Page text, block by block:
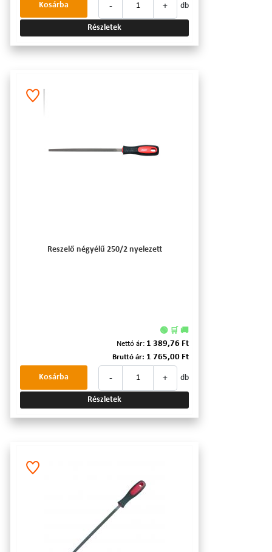
- + db
Kosárba
Részletek
Reszelő négyélű 250/2 nyelezett
🟢 🛒 🚚
Nettó ár: 1 389,76 Ft
Bruttó ár: 1 765,00 Ft
- + db
Kosárba
Részletek